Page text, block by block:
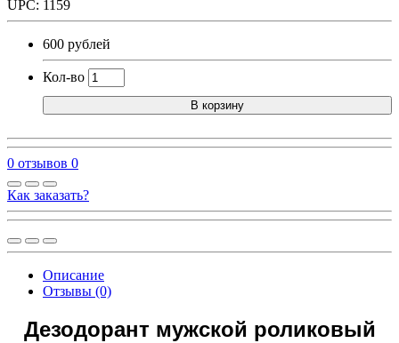
UPC: 1159
600 рублей
Кол-во
В корзину
0 отзывов 0
Как заказать?
Описание
Отзывы (0)
Дезодорант мужской роликовый